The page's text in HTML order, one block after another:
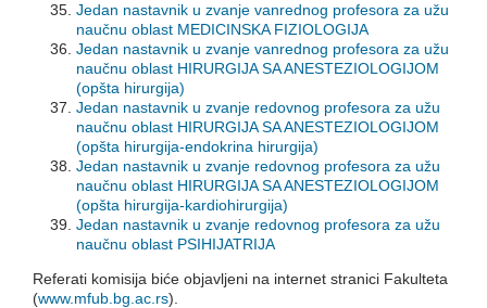
Jedan nastavnik u zvanje vanrednog profesora za užu
naučnu oblast MEDICINSKA FIZIOLOGIJA
Jedan nastavnik u zvanje vanrednog profesora za užu
naučnu oblast HIRURGIJA SA ANESTEZIOLOGIJOM
(opšta hirurgija)
Jedan nastavnik u zvanje redovnog profesora za užu
naučnu oblast HIRURGIJA SA ANESTEZIOLOGIJOM
(opšta hirurgija-endokrina hirurgija)
Jedan nastavnik u zvanje redovnog profesora za užu
naučnu oblast HIRURGIJA SA ANESTEZIOLOGIJOM
(opšta hirurgija-kardiohirurgija)
Jedan nastavnik u zvanje redovnog profesora za užu
naučnu oblast PSIHIJATRIJA
Referati komisija biće objavljeni na internet stranici Fakulteta
(www.mfub.bg.ac.rs).